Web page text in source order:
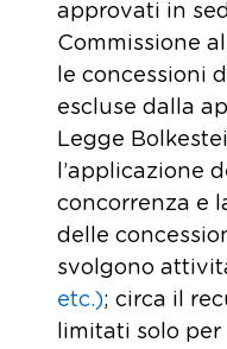
approvati in
Commissione
le concessioni
escluse dalla
Legge
l’applicazione
concorrenza e
delle
svolgono
etc.); circa il
limitati solo